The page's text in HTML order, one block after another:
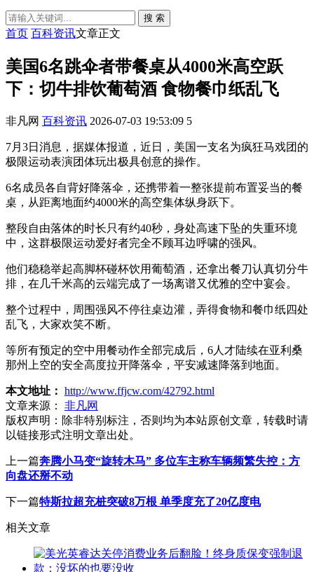
搜 索
首页 百科资讯文章正文
美国6名跳伞者带餐桌从4000米高空跃
下：切牛排饮葡萄酒 食物餐巾纸乱飞
非凡网 百科资讯 2026-07-03 19:53:09 5
7月3日消息，据媒体报道，近日，美国一支名为疯狂马戏团的
极限运动表演团体玩出极具创意的操作。
6名成员各自背好降落伞，还携带着一整张提前布置妥当的餐
桌，从距离地面约4000米的高空集体纵身跃下。
整段自由落体的时长只有约40秒，身处高速下坠的失重环境
中，这群极限运动爱好者完全不顾耳边呼啸的强风。
他们稳稳举起高脚杯碰杯饮用葡萄酒，还拿出餐刀认真切分牛
排，在几千米高的云端完成了一场离谱又优雅的空中宴会。
整个过程中，周围强风不停往桌边灌，弄得食物和餐巾纸四处
乱飞，大家欢笑不断。
等所有预定的空中用餐动作全部完成后，6人才陆续在亚利桑
那州上空的安全高度拉开降落伞，平安减速降落到地面。
本文地址： http://www.ffjcw.com/42792.html
文章来源：
非凡网
版权声明： 除非特别标注，否则均为本站原创文章，转载时请
以链接形式注明文章出处。
上一篇奔腾小马变“旋转木马” 多位车主称车辆频繁失控：方
向盘还掰不动
下一篇特斯拉超充桩突破8万根 单季度充了20亿度电
相关文章